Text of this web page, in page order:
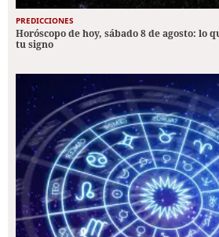
PREDICCIONES
Horóscopo de hoy, sábado 8 de agosto: lo
tu signo